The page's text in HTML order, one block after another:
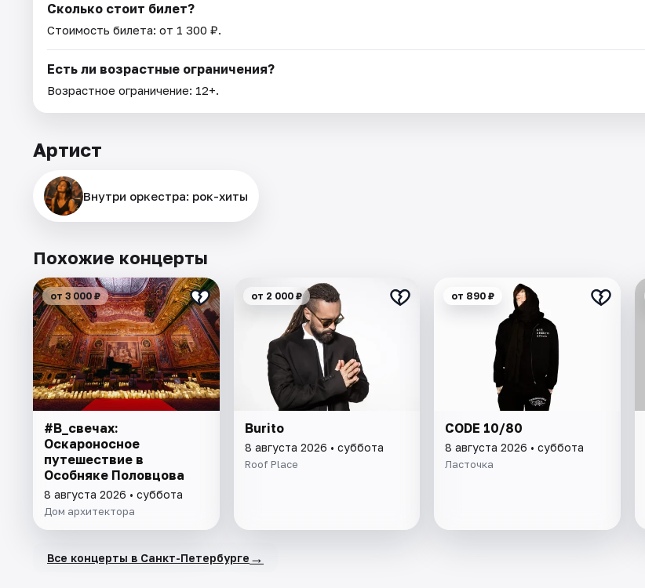
Сколько стоит билет?
Стоимость билета: от 1 300 ₽.
Есть ли возрастные ограничения?
Возрастное ограничение: 12+.
Артист
Внутри оркестра: рок-хиты
Похожие концерты
от 3 000 ₽
#В_свечах:
Оскароносное
путешествие в
Особняке Половцова
8 августа 2026 • суббота
Дом архитектора
от 2 000 ₽
Burito
8 августа 2026 • суббота
Roof Place
от 890 ₽
CODE 10/80
8 августа 2026 • суббота
Ласточка
Все концерты в Санкт-Петербурге →